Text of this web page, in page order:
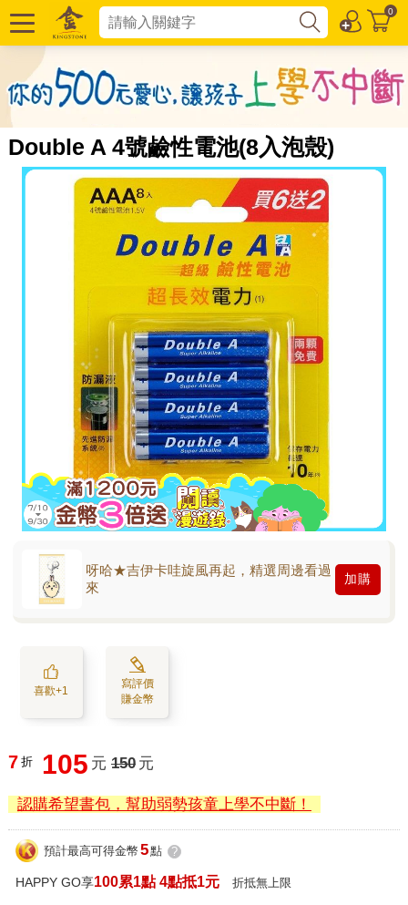
0
Double A 4號鹼性電池(8入泡殼)
呀哈★吉伊卡哇旋風再起，精選周邊看過
來
加購
喜歡+1
寫評價
賺金幣
7 折 105 元 150 元
認購希望書包，幫助弱勢孩童上學不中斷！
預計最高可得金幣 5點 ?
HAPPY GO享100累1點 4點抵1元 折抵無上限